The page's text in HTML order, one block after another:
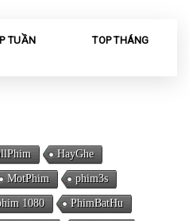
TUẦN TOP THÁNG
HayGhe
MotPhim phim3s
1080 PhimBatHu